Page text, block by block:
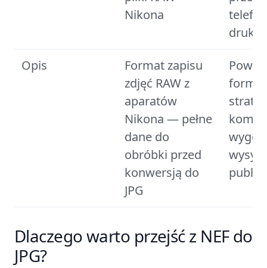
Nikona
Opis
Format zapisu
zdjęć RAW z
aparatów
Nikona — pełne
dane do
obróbki przed
konwersją do
JPG
format
Dlaczego warto przejść z NEF do
JPG?